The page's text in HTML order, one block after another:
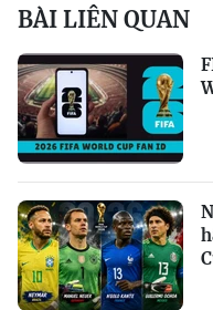
BÀI LIÊN QUAN